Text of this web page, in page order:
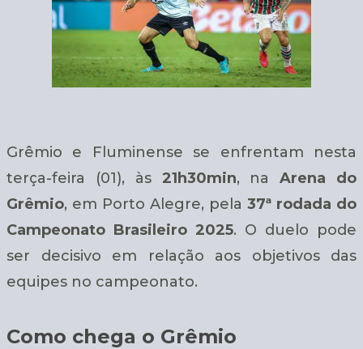
Grêmio e Fluminense se enfrentam nesta
terça-feira (01), às 21h30min, naArena do
Grêmio, em Porto Alegre, pela 37ª rodada do
Campeonato Brasileiro 2025. O duelo pode
ser decisivo em relação aos objetivos das
equipes no campeonato.
Como chega o Grêmio